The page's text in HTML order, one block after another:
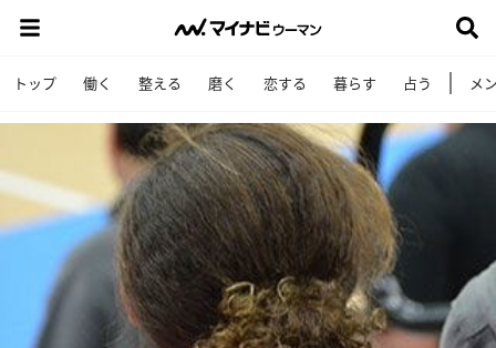
トップ 働く 整える 磨く 恋する 暮らす 占う メ